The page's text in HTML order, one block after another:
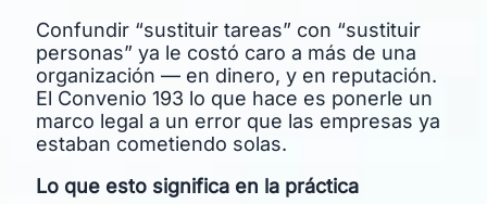
Confundir “sustituir tareas” con “sustituir
personas” ya le costó caro a más de una
organización — en dinero, y en reputación.
El Convenio 193 lo que hace es ponerle un
marco legal a un error que las empresas ya
estaban cometiendo solas.
Lo que esto significa en la práctica